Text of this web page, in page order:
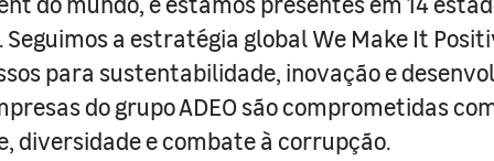
a estratégia global We Make It
para sustentabilidade, inovação e
do grupo ADEO são comprometidas
diversidade e combate à corrupção.